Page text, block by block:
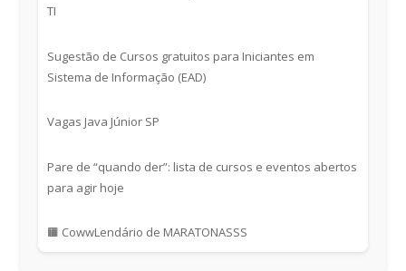
TI
Sugestão de Cursos gratuitos para Iniciantes em
Sistema de Informação (EAD)
Vagas Java Júnior SP
Pare de “quando der”: lista de cursos e eventos abertos
para agir hoje
🟧 CowwLendário de MARATONASSS